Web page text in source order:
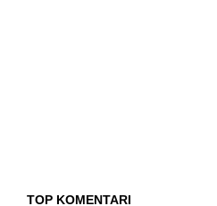
TOP KOMENTARI